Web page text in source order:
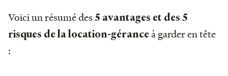
Voici un résumé des 5 avantages et des 5
risques de la location-géranceà garder en tête
: